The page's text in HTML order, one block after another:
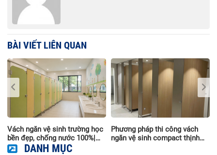
BÀI VIẾT LIÊN QUAN
Vách ngăn vệ sinh trường học
bền đẹp, chống nước 100%|
Thi công trọn gói
Phương pháp thi công vách
ngăn vệ sinh compact thịnh
DANH MỤC